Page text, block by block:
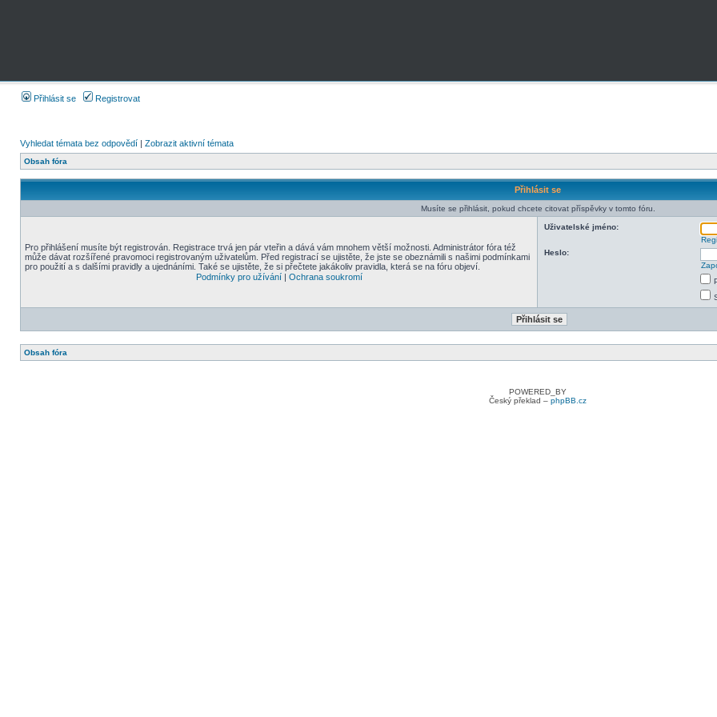
Přihlásit se Registrovat
Vyhledat témata bez odpovědí | Zobrazit aktivní témata
Obsah fóra
Přihlásit se
Musíte se přihlásit, pokud chcete citovat příspěvky v tomto fóru.
Pro přihlášení musíte být registrován. Registrace trvá jen pár vteřin a dává vám mnohem větší možnosti. Administrátor fóra též
může dávat rozšířené pravomoci registrovaným uživatelům. Před registrací se ujistěte, že jste se obeznámili s našimi podmínkami
pro použití a s dalšími pravidly a ujednáními. Také se ujistěte, že si přečtete jakákoliv pravidla, která se na fóru objeví.
Podmínky pro užívání| Ochrana soukromí
Uživatelské jméno:
Heslo:
Obsah fóra
POWERED_BY
Český překlad – phpBB.cz